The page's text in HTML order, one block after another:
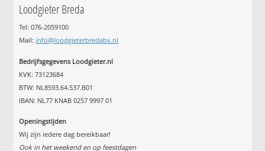
Loodgieter Breda
Tel: 076-2059100
Mail: info@loodgieterbredabv.nl
Bedrijfsgegevens Loodgieter.nl
KVK: 73123684
BTW: NL8593.64.537.B01
IBAN: NL77 KNAB 0257 9997 01
Openingstijden
Wij zijn iedere dag bereikbaar!
Ook in het weekend en op feestdagen